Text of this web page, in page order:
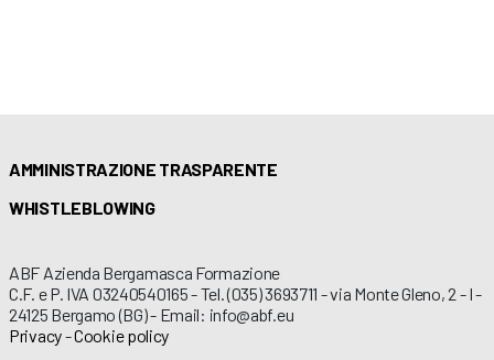
AMMINISTRAZIONE TRASPARENTE
WHISTLEBLOWING
ABF Azienda Bergamasca Formazione
C.F. e P. IVA 03240540165 - Tel. (035) 3693711 - via Monte Gleno, 2 - I -
24125 Bergamo (BG) - Email: info@abf.eu
Privacy-Cookie policy